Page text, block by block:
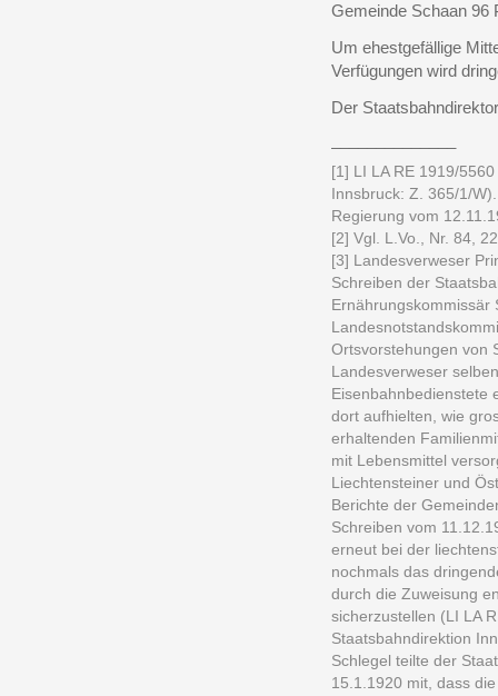
Gemeinde Schaan 96
Um ehestgefällige
Verfügungen wird
Der Staatsbahndirektor
[1] LI LA RE 1919/
Innsbruck: Z. 365/1/
Regierung vom
[2] Vgl. L.Vo., Nr. 84,
[3] Landesverweser
Schreiben der
Ernährungskommissär
Ortsvorstehungen von
Landesverweser
Eisenbahnbedienstete
dort aufhielten, wie
erhaltenden
mit Lebensmittel
Liechtensteiner und
Berichte der
Schreiben vom
erneut bei der
nochmals das
durch die Zuweisung
sicherzustellen (LI LA
Staatsbahndirektion
Schlegel teilte der
15.1.1920 mit, dass